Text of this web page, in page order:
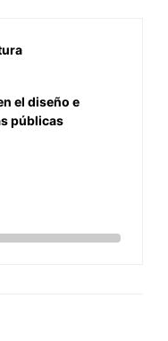
el diseño e
públicas